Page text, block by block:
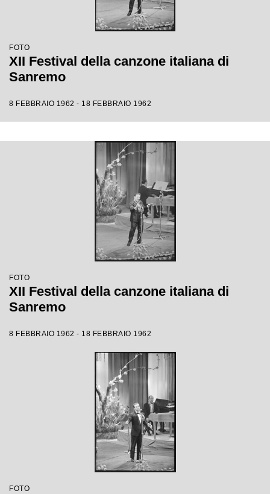
FOTO
XII Festival della canzone italiana di
Sanremo
8 FEBBRAIO 1962 - 18 FEBBRAIO 1962
FOTO
XII Festival della canzone italiana di
Sanremo
8 FEBBRAIO 1962 - 18 FEBBRAIO 1962
FOTO